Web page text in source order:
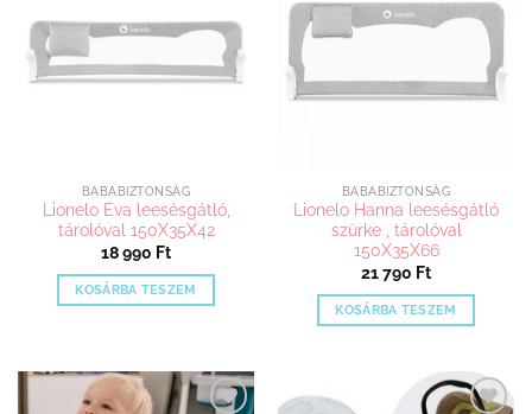
van.
változatok
A
a
termékoldalon
BABABIZTONSÁG
Lionelo Eva leesésgátló,
tárolóval 150X35X42
18 990 Ft
KOSÁRBA TESZEM
BABABIZTONSÁG
Lionelo Hanna leesésgátló
szürke , tárolóval
150X35X66
21 790 Ft
KOSÁRBA TESZEM